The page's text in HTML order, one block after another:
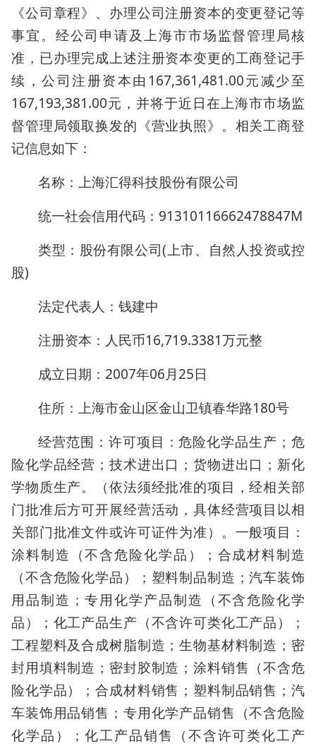
《公司章程》、办理公司注册资本的变更登记等
事宜。经公司申请及上海市市场监督管理局核
准，已办理完成上述注册资本变更的工商登记手
续，公司注册资本由167,361,481.00元减少至
167,193,381.00元，并将于近日在上海市市场监
督管理局领取换发的《营业执照》。相关工商登
记信息如下：
名称：上海汇得科技股份有限公司
统一社会信用代码：91310116662478847M
类型：股份有限公司(上市、自然人投资或控
股)
法定代表人：钱建中
注册资本：人民币16,719.3381万元整
成立日期：2007年06月25日
住所：上海市金山区金山卫镇春华路180号
经营范围：许可项目：危险化学品生产；危
险化学品经营；技术进出口；货物进出口；新化
学物质生产。（依法须经批准的项目，经相关部
门批准后方可开展经营活动，具体经营项目以相
关部门批准文件或许可证件为准）。一般项目：
涂料制造（不含危险化学品）；合成材料制造
（不含危险化学品）；塑料制品制造；汽车装饰
用品制造；专用化学产品制造（不含危险化学
品）；化工产品生产（不含许可类化工产品）；
工程塑料及合成树脂制造；生物基材料制造；密
封用填料制造；密封胶制造；涂料销售（不含危
险化学品）；合成材料销售；塑料制品销售；汽
车装饰用品销售；专用化学产品销售（不含危险
化学品）；化工产品销售（不含许可类化工产